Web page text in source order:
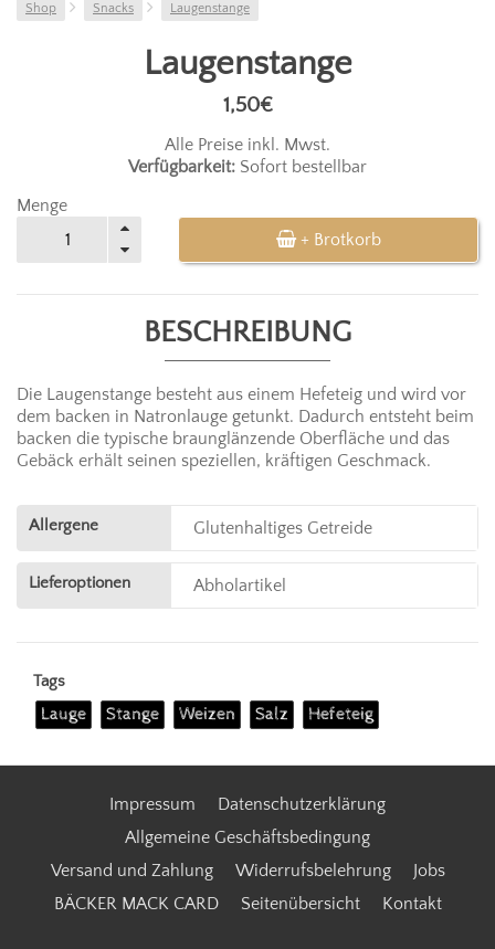
Shop Snacks Laugenstange
Laugenstange
1,50€
Alle Preise inkl. Mwst.
Verfügbarkeit: Sofort bestellbar
Menge
+ Brotkorb
BESCHREIBUNG
Die Laugenstange besteht aus einem Hefeteig und wird vor
dem backen in Natronlauge getunkt. Dadurch entsteht beim
backen die typische braunglänzende Oberfläche und das
Gebäck erhält seinen speziellen, kräftigen Geschmack.
Allergene Glutenhaltiges Getreide
Lieferoptionen Abholartikel
Tags
Lauge Stange Weizen Salz Hefeteig
Impressum
Datenschutzerklärung
Allgemeine Geschäftsbedingung
Versand und Zahlung
Widerrufsbelehrung
Jobs
BÄCKER MACK CARD
Seitenübersicht Kontakt